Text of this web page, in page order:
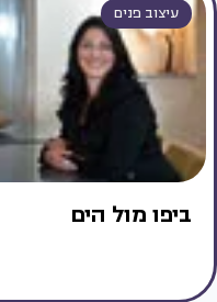
עיצוב פנים
ביפו מול הים